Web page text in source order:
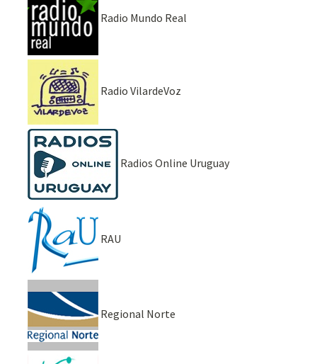
Radio Mundo Real
Radio VilardeVoz
Radios Online Uruguay
RAU
Regional Norte